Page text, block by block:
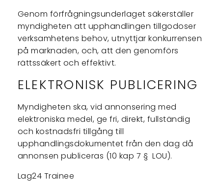
Genom förfrågningsunderlaget säkerställer
myndigheten att upphandlingen tillgodoser
verksamhetens behov, utnyttjar konkurrensen
på marknaden, och, att den genomförs
rättssäkert och effektivt.
ELEKTRONISK PUBLICERING
Myndigheten ska, vid annonsering med
elektroniska medel, ge fri, direkt, fullständig
och kostnadsfri tillgång till
upphandlingsdokumentet från den dag då
annonsen publiceras (10 kap 7 § LOU).
Lag24 Trainee